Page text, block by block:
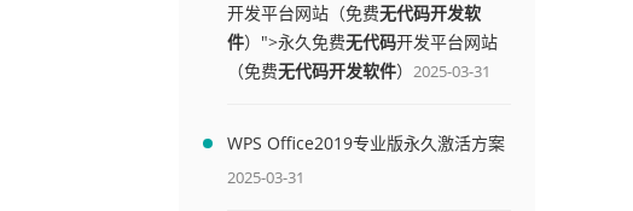
开发平台网站（免费无代码开发软
件）">永久免费无代码开发平台网站
（免费无代码开发软件） 2025-03-31
WPS Office2019专业版永久激活方案
(附终身授权序列号)
2025-03-31